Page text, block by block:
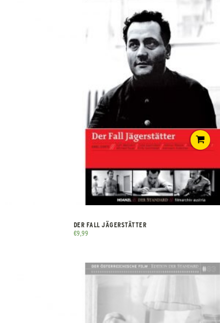
DER FALL JÄGERSTÄTTER
€9,99